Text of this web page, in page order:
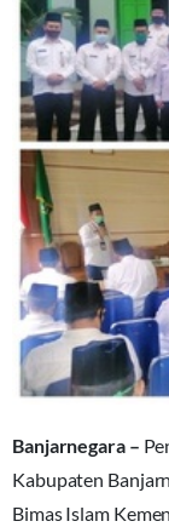
Banjarnegara –
Kabupaten
Bimas Islam